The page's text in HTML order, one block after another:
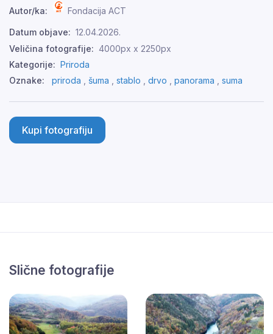
Autor/ka: Fondacija ACT
Datum objave: 12.04.2026.
Veličina fotografije: 4000px x 2250px
Kategorije: Priroda
Oznake:
priroda šuma stablo drvo panorama suma
Kupi fotografiju
Slične fotografije